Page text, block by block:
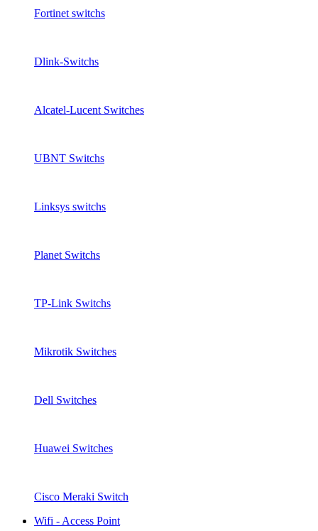
Fortinet switchs
Dlink-Switchs
Alcatel-Lucent Switches
UBNT Switchs
Linksys switchs
Planet Switchs
TP-Link Switchs
Mikrotik Switches
Dell Switches
Huawei Switches
Cisco Meraki Switch
Wifi - Access Point